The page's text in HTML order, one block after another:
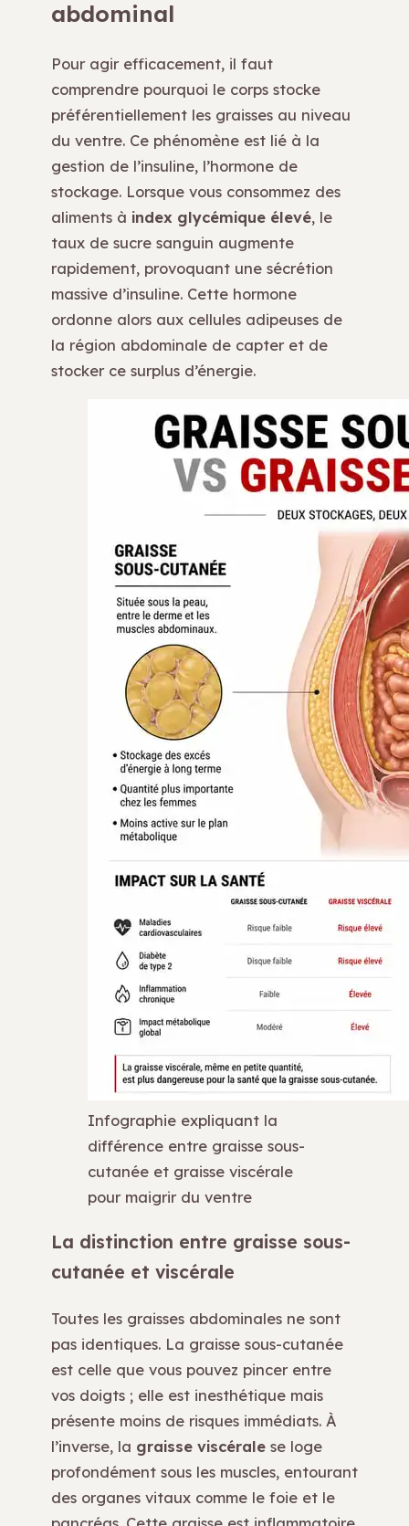
abdominal
Pour agir efficacement, il faut
comprendre pourquoi le corps stocke
préférentiellement les graisses au niveau
du ventre. Ce phénomène est lié à la
gestion de l’insuline, l’hormone de
stockage. Lorsque vous consommez des
aliments à index glycémique élevé, le
taux de sucre sanguin augmente
rapidement, provoquant une sécrétion
massive d’insuline. Cette hormone
ordonne alors aux cellules adipeuses de
la région abdominale de capter et de
stocker ce surplus d’énergie.
Infographie expliquant la
différence entre graisse sous-
cutanée et graisse viscérale
pour maigrir du ventre
La distinction entre graisse sous-
cutanée et viscérale
Toutes les graisses abdominales ne sont
pas identiques. La graisse sous-cutanée
est celle que vous pouvez pincer entre
vos doigts ; elle est inesthétique mais
présente moins de risques immédiats. À
l’inverse, la graisse viscérale se loge
profondément sous les muscles, entourant
des organes vitaux comme le foie et le